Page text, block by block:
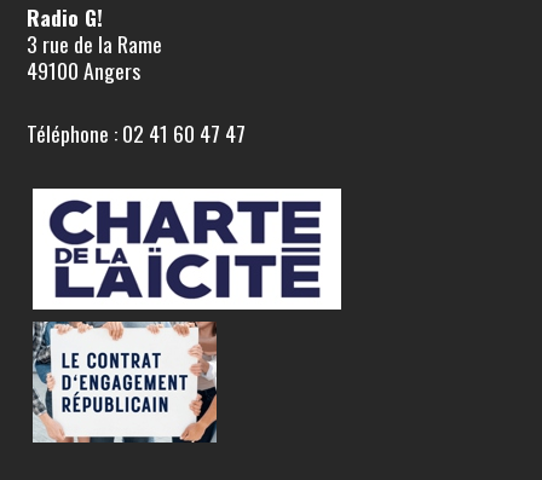
Radio G!
3 rue de la Rame
49100 Angers
Téléphone : 02 41 60 47 47